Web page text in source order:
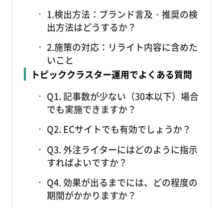
1.検出方法：ブランド言及・推奨の検
出方法はどうするか？
2.施策の対応：リライト内容に含めた
いこと
トピッククラスター運用でよくある質問
Q1. 記事数が少ない（30本以下）場合
でも実施できますか？
Q2. ECサイトでも有効でしょうか？
Q3. 外注ライターにはどのように指示
すればよいですか？
Q4. 効果が出るまでには、どの程度の
期間がかかりますか？